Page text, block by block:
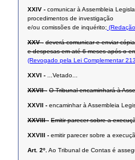
XXIV - comunicar à Assembleia
procedimentos de investigação
e/ou comissões de inquérito;
XXV - deverá comunicar e enviar
e despesas em até 6 meses após o
(Revogado pela Lei Complementar
XXVI - ...Vetado...
XXVII - O Tribunal encaminhará à
XXVII - encaminhar à Assembleia
XXVIII - Emitir parecer sobre a
XXVIII - emitir parecer sobre a
Art. 2º.Ao Tribunal de Contas é